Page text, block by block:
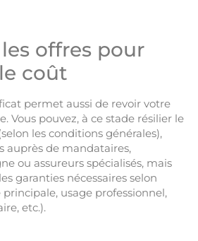
offres pour
coût
permet aussi de revoir votre
Vous pouvez, à ce stade résilier le
les conditions générales),
auprès de mandataires,
ou assureurs spécialisés, mais
garanties nécessaires selon
usage professionnel,
etc.).